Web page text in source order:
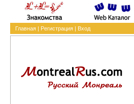
Главная| Регистрация| Вход